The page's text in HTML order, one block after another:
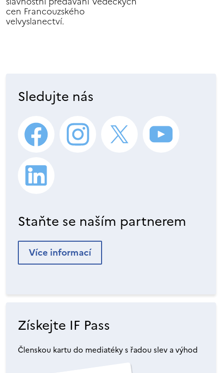
cen Francouzského
velvyslanectví.
Sledujte nás
Staňte se naším partnerem
Více informací
Získejte IF Pass
Členskou kartu do mediatéky s řadou slev a výhod